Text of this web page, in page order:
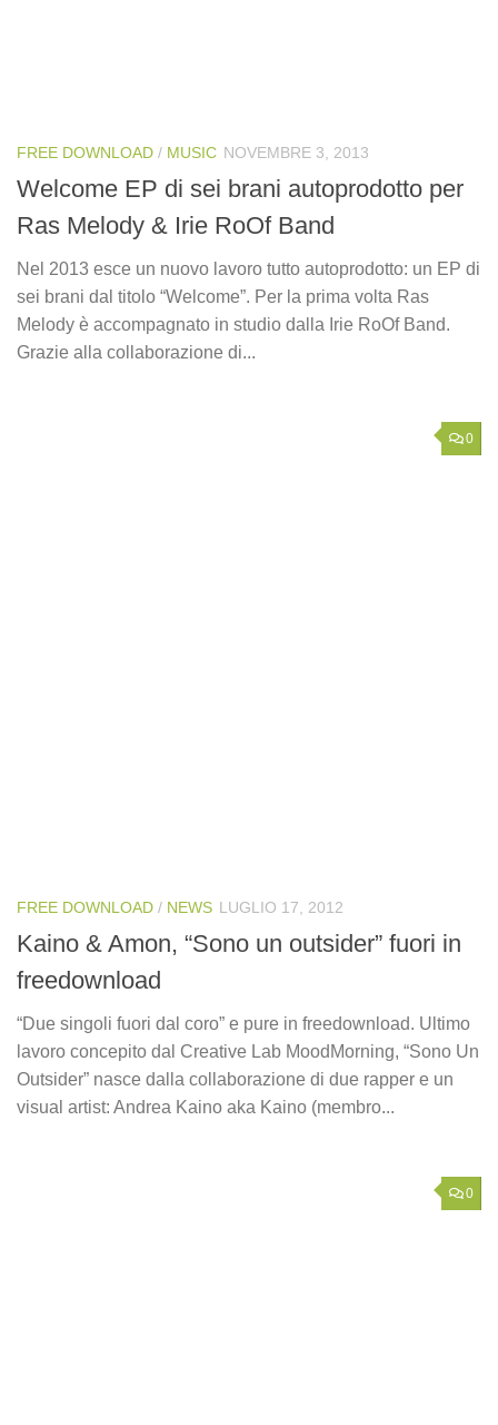
FREE DOWNLOAD / MUSIC NOVEMBRE 3, 2013
Welcome EP di sei brani autoprodotto per
Ras Melody & Irie RoOf Band
Nel 2013 esce un nuovo lavoro tutto autoprodotto: un EP di
sei brani dal titolo “Welcome”. Per la prima volta Ras
Melody è accompagnato in studio dalla Irie RoOf Band.
Grazie alla collaborazione di...
0
FREE DOWNLOAD / NEWS LUGLIO 17, 2012
Kaino & Amon, “Sono un outsider” fuori in
freedownload
“Due singoli fuori dal coro” e pure in freedownload. Ultimo
lavoro concepito dal Creative Lab MoodMorning, “Sono Un
Outsider” nasce dalla collaborazione di due rapper e un
visual artist: Andrea Kaino aka Kaino (membro...
0